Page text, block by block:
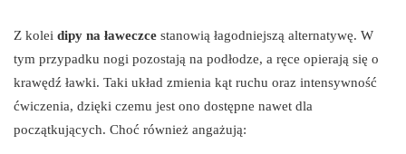
Z kolei dipy na ławeczce stanowią łagodniejszą alternatywę. W
tym przypadku nogi pozostają na podłodze, a ręce opierają się o
krawędź ławki. Taki układ zmienia kąt ruchu oraz intensywność
ćwiczenia, dzięki czemu jest ono dostępne nawet dla
początkujących. Choć również angażują: